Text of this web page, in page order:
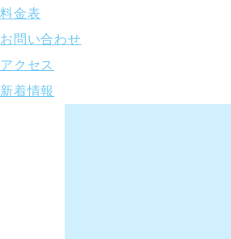
料金表
お問い合わせ
アクセス
新着情報